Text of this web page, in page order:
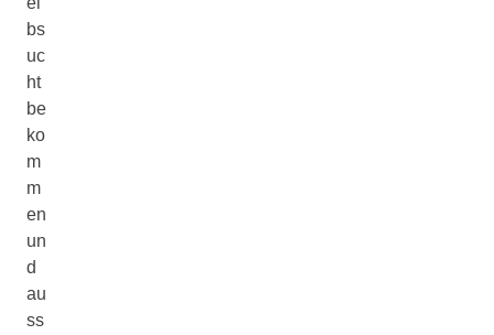
bs
uc
ht
be
ko
m
m
en
un
d
au
ss